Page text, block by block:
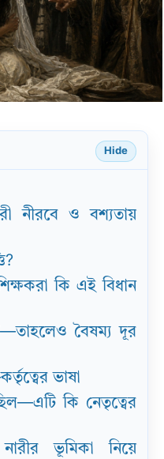
Hide
নীরবে ও বশ্যতায়
কি এই বিধান
বৈষম্য দূর
ভাষা
কি নেতৃত্বের
ভূমিকা নিয়ে